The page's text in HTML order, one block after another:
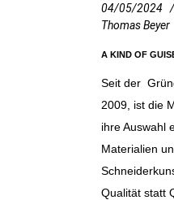
04/05/2024
Thomas Beyer
A KIND OF
Seit der
2009, ist die
ihre Auswahl
Materialien
Qualität statt